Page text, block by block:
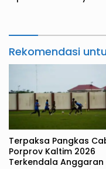
Rekomendasi
Terpaksa Pangkas
Porprov Kaltim 2026
Terkendala Anggaran